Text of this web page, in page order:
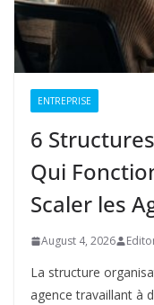
ENTREPRISE
6
Qui
Scaler les
August 4, 2026
La structure
agence travaillant à